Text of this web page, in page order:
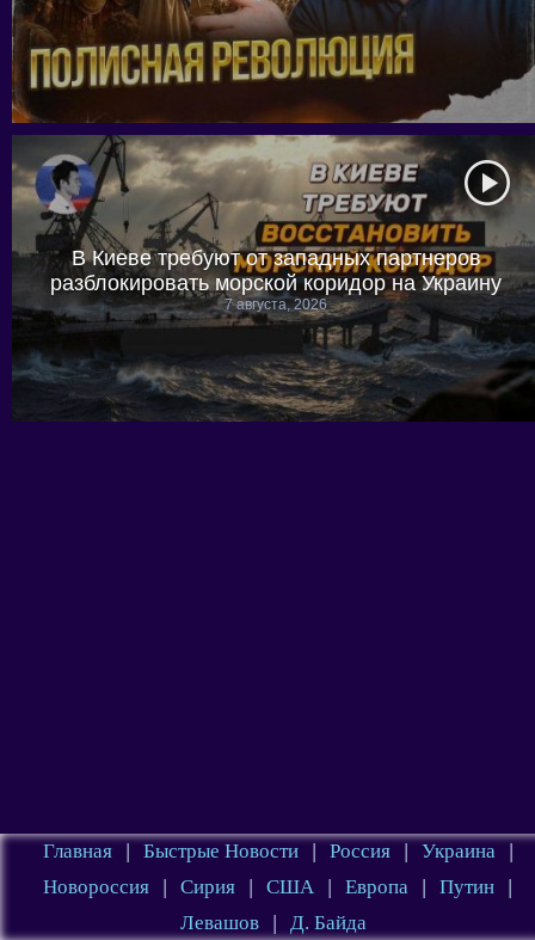
В Киеве требуют от западных партнеров
разблокировать морской коридор на Украину
7 августа, 2026
Главная | Быстрые Новости | Россия | Украина
|
Новороссия
| Сирия | США | Европа | Путин
|
Левашов
| Д. Байда